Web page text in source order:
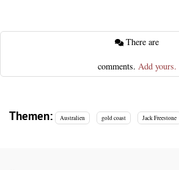
comments. Add yours.
Themen: Australien gold coast Jack Freestone